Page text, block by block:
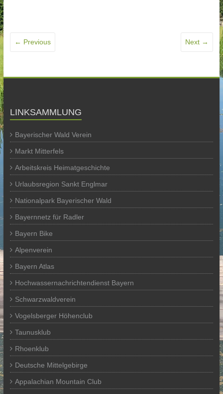
← Previous Next →
LINKSAMMLUNG
Bayerischer Wald Verein
Markt Mitterfels
Arbeitskreis Heimatgeschichte
Urlaubsregion Sankt Englmar
Nationalpark Bayerischer Wald
Bayernnetz für Radler
Bayern Bike
Alpenverein
Bayern Atlas
Hochwassernachrichtendienst Bayern
Schwarzwaldverein
Vogelsberger Höhenclub
Taunusklub
Rhoenklub
Deutsche Mittelgebirge
Appalachian Mountain Club